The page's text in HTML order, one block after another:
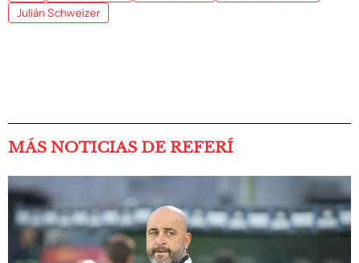
Julián Schweizer
MÁS NOTICIAS DE REFERÍ